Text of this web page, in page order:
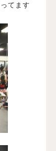
てます